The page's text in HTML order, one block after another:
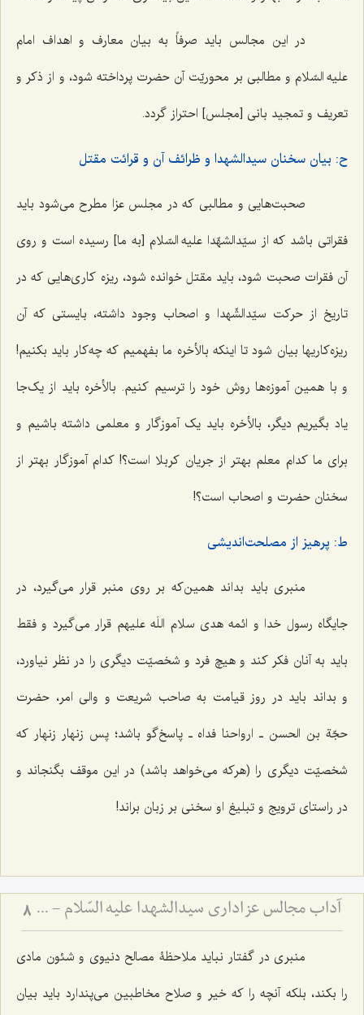
در این مجالس باید صرفاً به بیان معارف و اهداف امام
علیه السّلام و مطالبی بر محوریّت آن حضرت پرداخته شود، و از ذکر و
تعریف و تمجید بانی [مجلس] احتراز گردد.
ح: بیان سخنان سیدالشهدا و ظرائف آن و قرائت مقتل
صحبت‌هایی و مطالبی که در مجلس عزا مطرح می‌شود باید
فقراتی باشد که از سیّدالشهّدا علیه السّلام [به ما] رسیده است و روی
آن فقرات صحبت شود، باید مقتل خوانده شود، ریزه کاری‌هایی که در
تاریخ از حرکت سیّدالشّهدا و اصحاب وجود داشته، بایستی که آن
ریزه‌کاریها بیان شود تا اینکه بالأخره ما بفهمیم که چه‌کار باید بکنیم!
و با همین آموزه‌ها روش خود را ترسیم کنیم. بالأخره باید از یک‌جا
یاد بگیریم دیگر، بالأخره باید یک آموزگار و معلمی داشته باشیم و
برای ما کدام معلم بهتر از جریان کربلا است؟! کدام آموزگار بهتر از
سخنان حضرت و اصحاب است؟!
ط: پرهیز از مصلحت‌اندیشی
منبری باید بداند همین‌که بر روی منبر قرار می‌گیرد، در
جایگاه رسول خدا و ائمه هدی سلام اللَه علیهم قرار می‌گیرد و فقط
باید به آنان فکر کند و هیچ فرد و شخصیّت دیگری را در نظر نیاورد،
و بداند باید در روز قیامت به صاحب شریعت و والی امر، حضرت
حجّة بن الحسن ـ ارواحنا فداه ـ پاسخ‌گو باشد؛ پس زنهار زنهار که
شخصیّت دیگری را (هرکه می‌خواهد باشد) در این موقف بگنجاند و
در راستای ترویج و تبلیغ او سخنی بر زبان براند!
آداب مجالس عزاداری سیدالشهدا علیه السّلام - و دستورات بزرگان راجع به ماه‌های محرم و صفر 8
منبری در گفتار نباید ملاحظۀ مصالح دنیوی و شئون مادی
را بکند، بلکه آنچه را که خیر و صلاح مخاطبین می‌پندارد باید بیان